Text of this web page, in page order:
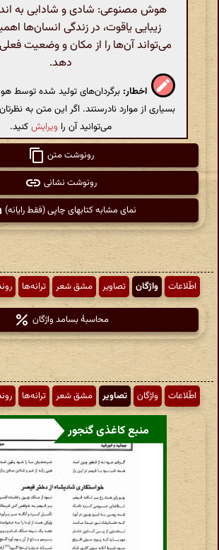
هوش مصنوعی: شادی و شادابی به
زیبایی یاقوت، در زندگی انسان‌ها
می‌تواند آن‌ها را از مکان و وضعیت
دهد.
اخطار: برگردان‌های تولید شده توسط
بسیاری از موارد نادرستند. اگر این متن به
می‌توانید آن را ویرایشکنید.
رونوشت متن
رونوشت نشانی
نمای مشابه کتابهای چاپی (فقط رایانه)
اطّلاعات واژگان تصاویر مشق شعر ترانه‌ها
محاسبهٔ بسامد واژگان
اطّلاعات واژگان تصاویر مشق شعر ترانه‌ها
منبع کاغذی گنجور